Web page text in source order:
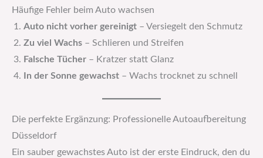
Häufige Fehler beim Auto wachsen
Auto nicht vorher gereinigt – Versiegelt den Schmutz
Zu viel Wachs – Schlieren und Streifen
Falsche Tücher – Kratzer statt Glanz
In der Sonne gewachst – Wachs trocknet zu schnell
Die perfekte Ergänzung: Professionelle Autoaufbereitung
Düsseldorf
Ein sauber gewachstes Auto ist der erste Eindruck, den du